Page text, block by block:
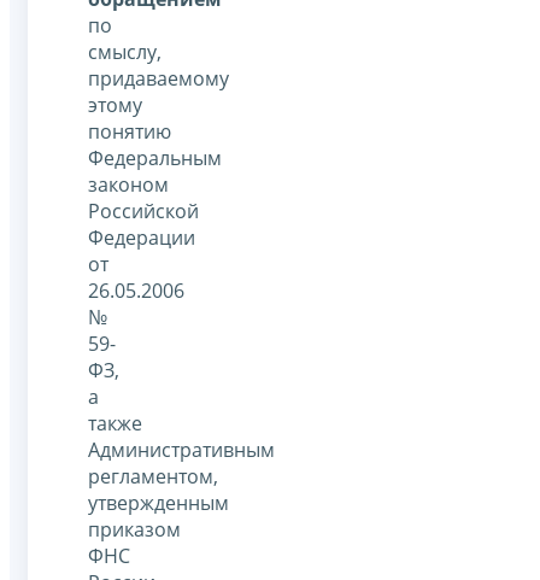
по
смыслу,
придаваемому
этому
понятию
Федеральным
законом
Российской
Федерации
от
26.05.2006
№
59-
ФЗ,
а
также
Административным
регламентом,
утвержденным
приказом
ФНС